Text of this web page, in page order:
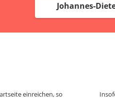
Johannes-
einreichen, so